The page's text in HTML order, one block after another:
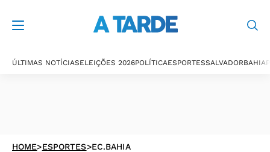
ÚLTIMAS NOTÍCIASELEIÇÕES 2026POLÍTICAESPORTESSALVADORBAHIA
HOME>ESPORTES>EC.BAHIA